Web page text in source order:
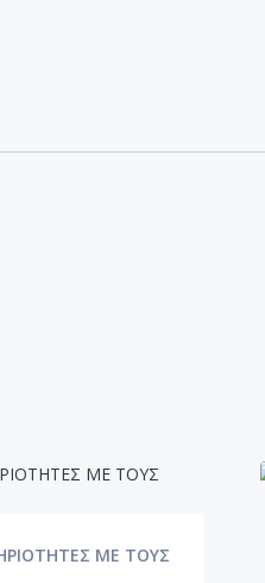
ΜΕ ΤΟΥΣ